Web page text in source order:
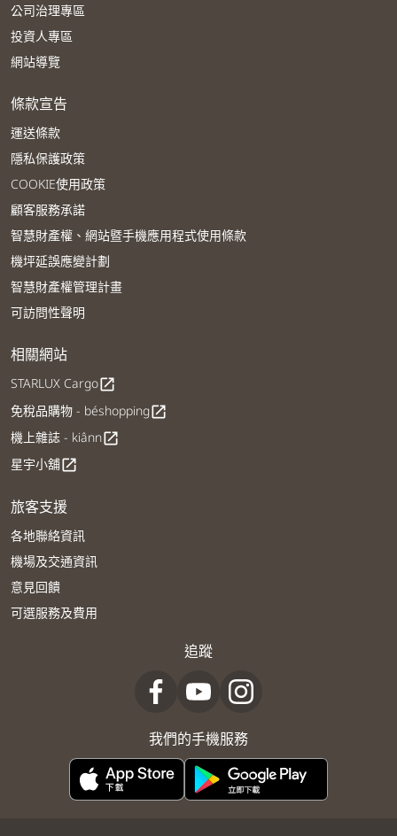
公司治理專區
投資人專區
網站導覽
條款宣告
運送條款
隱私保護政策
COOKIE使用政策
顧客服務承諾
智慧財產權、網站暨手機應用程式使用條款
機坪延誤應變計劃
智慧財產權管理計畫
可訪問性聲明
相關網站
STARLUX Cargoopen_in_new
免稅品購物 - béshoppingopen_in_new
機上雜誌 - kiânnopen_in_new
星宇小舖open_in_new
旅客支援
各地聯絡資訊
機場及交通資訊
意見回饋
可選服務及費用
追蹤
我們的手機服務